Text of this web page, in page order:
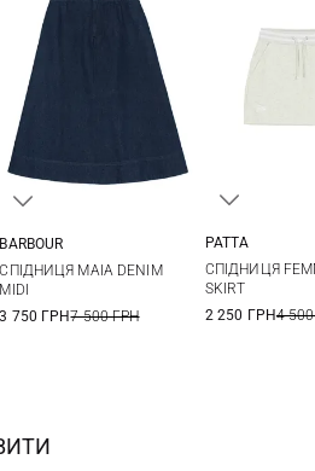
BARBOUR
СПІДНИЦЯ MAIA DENIM
MIDI
3 750 ГРН7 500 ГРН
PATTA
СПІДНИЦЯ
SKIRT
2 250 ГРН4